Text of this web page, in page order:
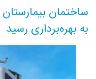
ساختمان بیمارستان
به بهره‌برداری رسید